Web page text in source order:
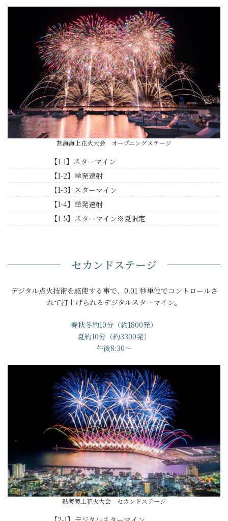
熱海海上花火大会 オープニングステージ
【1-1】スターマイン
【1-2】単発速射
【1-3】スターマイン
【1-4】単発速射
【1-5】スターマイン※夏限定
セカンドステージ
デジタル点火技術を駆使する事で、0.01 秒単位でコントロールさ
れて打上げられるデジタルスターマイン。
春秋冬約10分（約1800発）
夏約10分（約3300発）
午後8:30～
熱海海上花火大会 セカンドステージ